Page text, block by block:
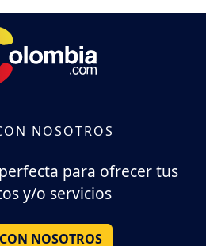
NOSOTROS
para ofrecer tus
y/o servicios
NOSOTROS